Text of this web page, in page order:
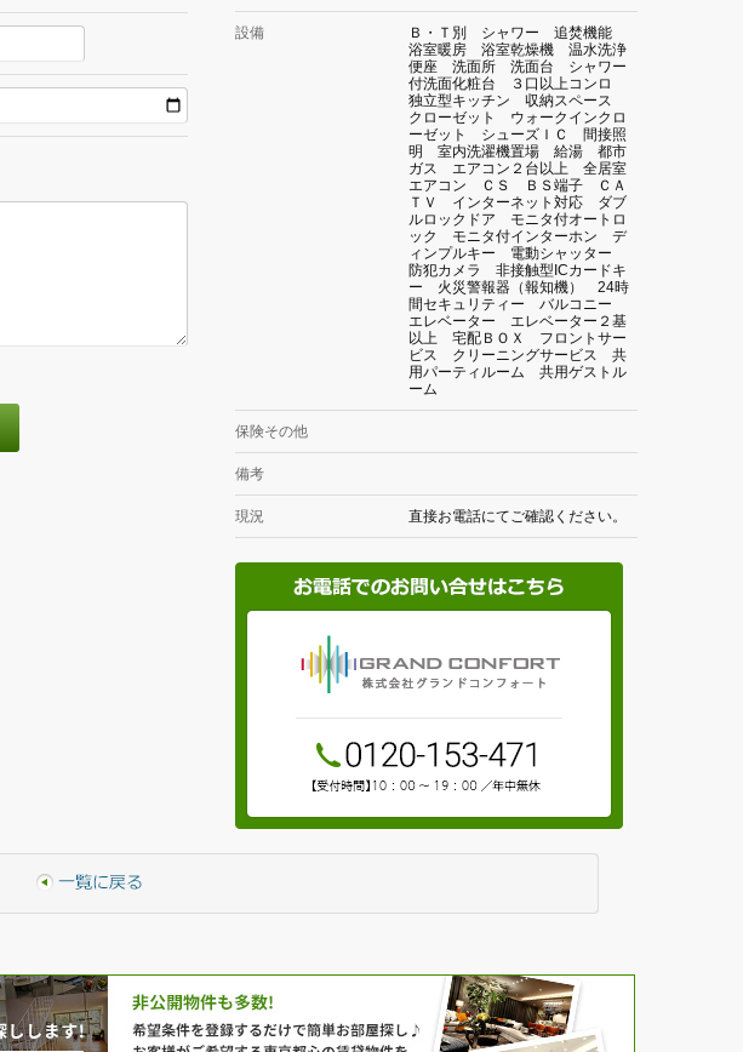
設備
Ｂ・Ｔ別 シャワー 追焚機能
浴室暖房 浴室乾燥機 温水洗浄
便座 洗面所 洗面台 シャワー
付洗面化粧台 ３口以上コンロ
独立型キッチン 収納スペース
クローゼット ウォークインクロ
ーゼット シューズＩＣ 間接照
明 室内洗濯機置場 給湯 都市
ガス エアコン２台以上 全居室
エアコン ＣＳ ＢＳ端子 ＣＡ
ＴＶ インターネット対応 ダブ
ルロックドア モニタ付オートロ
ック モニタ付インターホン デ
ィンプルキー 電動シャッター
防犯カメラ 非接触型ICカードキ
ー 火災警報器（報知機） 24時
間セキュリティー バルコニー
エレベーター エレベーター２基
以上 宅配ＢＯＸ フロントサー
ビス クリーニングサービス 共
用パーティルーム 共用ゲストル
ーム
保険その他
備考
現況 直接お電話にてご確認ください。